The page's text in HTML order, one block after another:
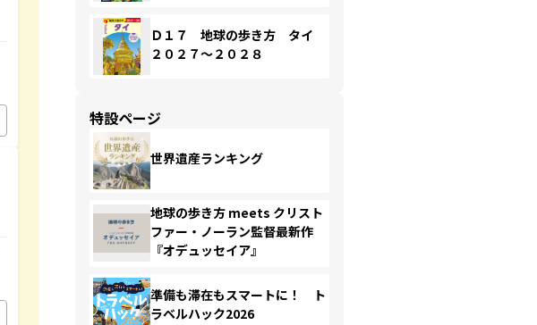
Ｄ１７ 地球の歩き方 タイ
２０２７～２０２８
特設ページ
世界遺産ランキング
地球の歩き方 meets クリスト
ファー・ノーラン監督最新作
『オデュッセイア』
準備も滞在もスマートに！ ト
ラベルハック2026